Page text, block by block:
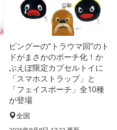
ピングーの“トラウマ回”のト
ドがまさかのポーチ化！か
ぷえぼ限定カプセルトイに
「スマホストラップ」と
「フェイスポーチ」全10種
が登場
全国